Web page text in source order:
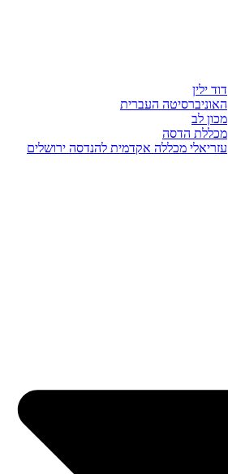
דוד ילין
האוניברסיטה העברית
מכון לב
מכללת הדסה
עזריאלי מכללה אקדמית להנדסה ירושלים